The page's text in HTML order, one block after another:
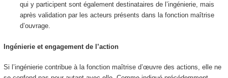
qui y participent sont également destinataires de l’ingénierie, mais
après validation par les acteurs présents dans la fonction maîtrise
d’ouvrage.
Ingénierie et engagement de l’action
Si l’ingénierie contribue à la fonction maîtrise d’œuvre des actions, elle ne